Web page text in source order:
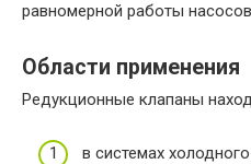
равномерной работы
Области применения
Редукционные клапаны
в системах